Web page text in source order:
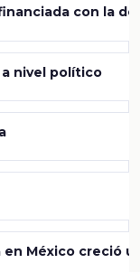
con la
nivel político
en México creció